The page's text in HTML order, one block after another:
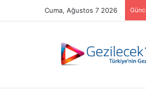
Cuma, Ağustos 7 2026